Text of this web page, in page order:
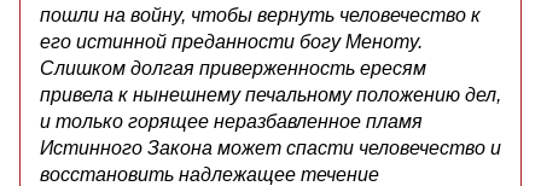
пошли на войну, чтобы вернуть человечество к
его истинной преданности богу Меноту.
Слишком долгая приверженность ересям
привела к нынешнему печальному положению дел,
и только горящее неразбавленное пламя
Истинного Закона может спасти человечество и
восстановить надлежащее течение